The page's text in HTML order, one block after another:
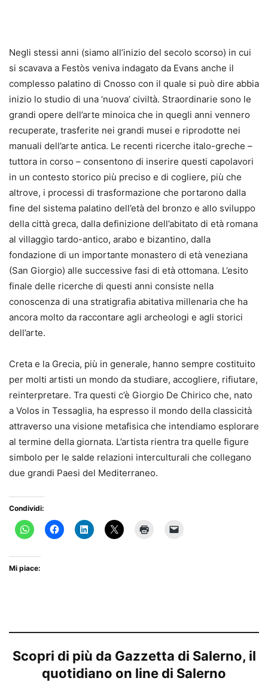
Negli stessi anni (siamo all’inizio del secolo scorso) in cui
si scavava a Festòs veniva indagato da Evans anche il
complesso palatino di Cnosso con il quale si può dire abbia
inizio lo studio di una ‘nuova’ civiltà. Straordinarie sono le
grandi opere dell’arte minoica che in quegli anni vennero
recuperate, trasferite nei grandi musei e riprodotte nei
manuali dell’arte antica. Le recenti ricerche italo-greche –
tuttora in corso – consentono di inserire questi capolavori
in un contesto storico più preciso e di cogliere, più che
altrove, i processi di trasformazione che portarono dalla
fine del sistema palatino dell’età del bronzo e allo sviluppo
della città greca, dalla definizione dell’abitato di età romana
al villaggio tardo-antico, arabo e bizantino, dalla
fondazione di un importante monastero di età veneziana
(San Giorgio) alle successive fasi di età ottomana. L’esito
finale delle ricerche di questi anni consiste nella
conoscenza di una stratigrafia abitativa millenaria che ha
ancora molto da raccontare agli archeologi e agli storici
dell’arte.
Creta e la Grecia, più in generale, hanno sempre costituito
per molti artisti un mondo da studiare, accogliere, rifiutare,
reinterpretare. Tra questi c’è Giorgio De Chirico che, nato
a Volos in Tessaglia, ha espresso il mondo della classicità
attraverso una visione metafisica che intendiamo esplorare
al termine della giornata. L’artista rientra tra quelle figure
simbolo per le salde relazioni interculturali che collegano
due grandi Paesi del Mediterraneo.
Condividi:
Mi piace:
Scopri di più da Gazzetta di Salerno, il
quotidiano on line di Salerno